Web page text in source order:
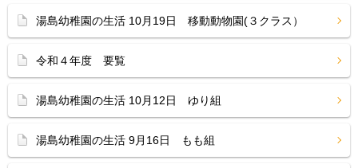
湯島幼稚園の生活 10月19日 移動動物園(３クラス）
令和４年度 要覧
湯島幼稚園の生活 10月12日 ゆり組
湯島幼稚園の生活 9月16日 もも組